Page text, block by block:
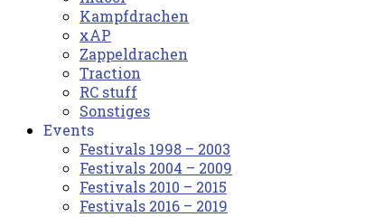
Kampfdrachen
xAP
Zappeldrachen
Traction
RC stuff
Sonstiges
Events
Festivals 1998 – 2003
Festivals 2004 – 2009
Festivals 2010 – 2015
Festivals 2016 – 2019